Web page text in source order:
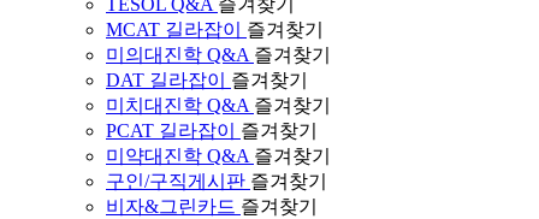
MCAT 길라잡이
즐겨찾기
미의대진학 Q&A 즐겨찾기
DAT 길라잡이
즐겨찾기
미치대진학 Q&A 즐겨찾기
PCAT 길라잡이
즐겨찾기
미약대진학 Q&A 즐겨찾기
구인/구직게시판 즐겨찾기
비자&그린카드 즐겨찾기